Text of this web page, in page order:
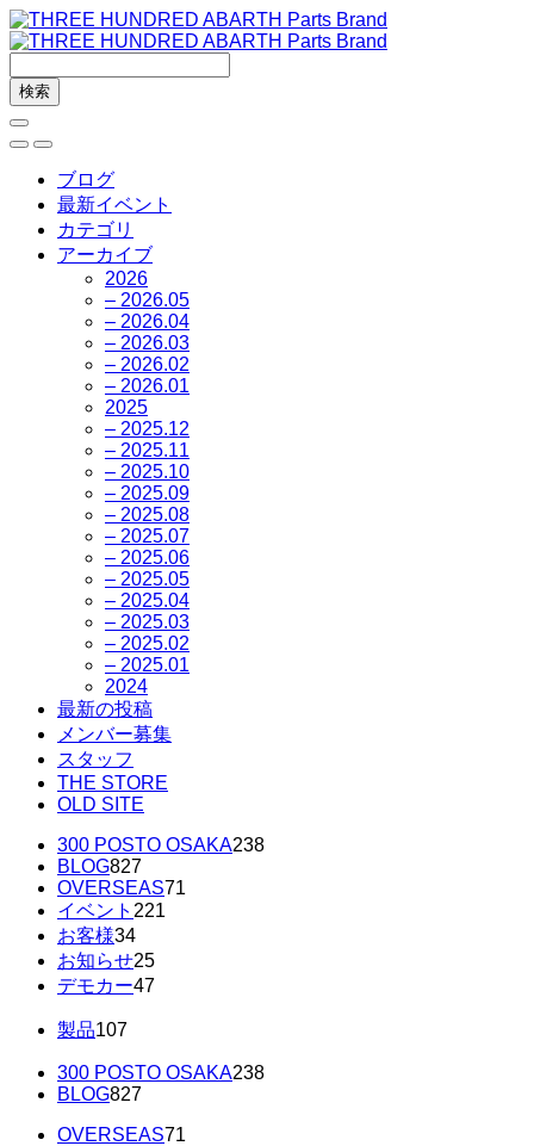
ブログ
最新イベント
カテゴリ
アーカイブ
2026
– 2026.05
– 2026.04
– 2026.03
– 2026.02
– 2026.01
2025
– 2025.12
– 2025.11
– 2025.10
– 2025.09
– 2025.08
– 2025.07
– 2025.06
– 2025.05
– 2025.04
– 2025.03
– 2025.02
– 2025.01
2024
最新の投稿
メンバー募集
スタッフ
THE STORE
OLD SITE
300 POSTO OSAKA238
BLOG827
OVERSEAS71
イベント 221
お客様34
お知らせ25
デモカー47
製品107
300 POSTO OSAKA238
BLOG827
OVERSEAS71